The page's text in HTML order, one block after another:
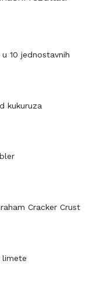
10 jednostavnih
kukuruza
Cracker Crust
limete